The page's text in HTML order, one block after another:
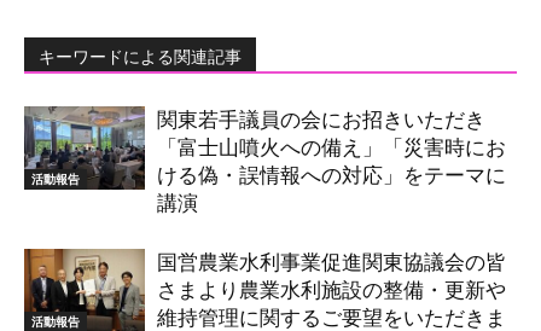
キーワードによる関連記事
活動報告
関東若手議員の会にお招きいただき
「富士山噴火への備え」「災害時にお
ける偽・誤情報への対応」をテーマに
講演
活動報告
国営農業水利事業促進関東協議会の皆
さまより農業水利施設の整備・更新や
維持管理に関するご要望をいただきま